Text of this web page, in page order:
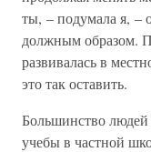
ты, – подумала я, –
должным образом.
развивалась в
это так оставить.
Большинство людей
учебы в частной